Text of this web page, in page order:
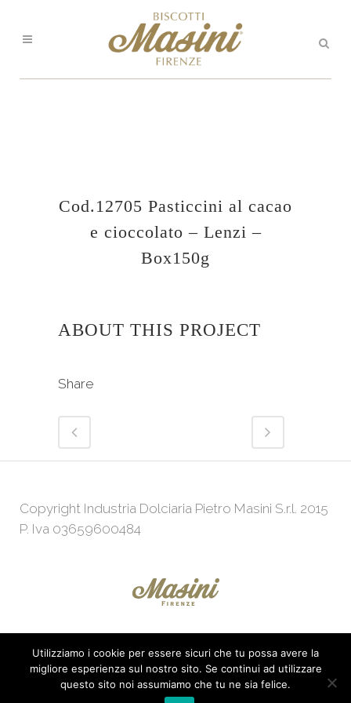
Cod.12705 Pasticcini al cacao
e cioccolato – Lenzi –
Box150g
ABOUT THIS PROJECT
Share
Copyright Industria Dolciaria Pietro Masini S.r.l. 2015
P. Iva 03659600484
Powered byWeb Agency KeepUp
Utilizziamo i cookie per essere sicuri che tu possa avere la
migliore esperienza sul nostro sito. Se continui ad utilizzare
questo sito noi assumiamo che tu ne sia felice.